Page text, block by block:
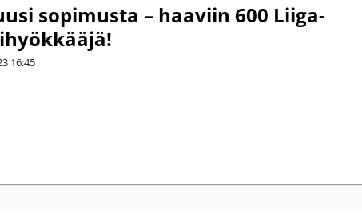
sopimusta – haaviin 600 Liiga-
16:45